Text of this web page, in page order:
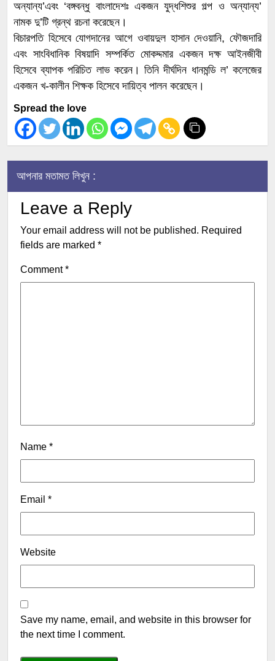
অন্যান্য’এবং ‘বঙ্গবন্ধু বাংলাদেশঃ একজন যুদ্ধশিশুর গল্প ও অন্যান্য’
নামক দু’টি গ্রন্থ রচনা করেছেন।
বিচারপতি হিসেবে যোগদানের আগে ওবায়দুল হাসান দেওয়ানি, ফৌজদারি
এবং সাংবিধানিক বিষয়াদি সম্পর্কিত মোকদ্দমার একজন দক্ষ আইনজীবী
হিসেবে ব্যাপক পরিচিত লাভ করেন। তিনি দীর্ঘদিন ধানমন্ডি ল’ কলেজের
একজন খ-কালীন শিক্ষক হিসেবে দায়িত্ব পালন করেছেন।
Spread the love
আপনার মতামত লিখুন :
Leave a Reply
Your email address will not be published. Required
fields are marked *
Comment*
Name *
Email *
Website
Save my name, email, and website in this browser for
the next time I comment.